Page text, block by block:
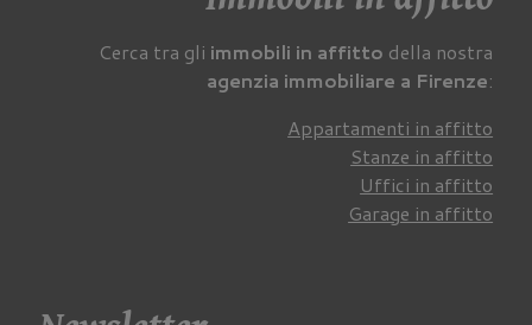
Cerca tra gli immobili in affitto della nostra
agenzia immobiliare a Firenze:
Appartamenti in affitto
Stanze in affitto
Uffici in affitto
Garage in affitto